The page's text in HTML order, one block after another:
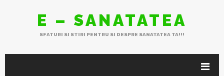
E – SANATATEA
SFATURI SI STIRI PENTRU SI DESPRE SANATATEA TA!!!